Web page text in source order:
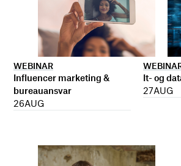
WEBINAR
Influencer marketing &
bureauansvar
26AUG
It- og
27AUG